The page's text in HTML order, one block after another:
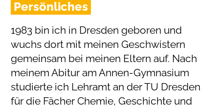
Persönliches
1983 bin ich in Dresden geboren und
wuchs dort mit meinen Geschwistern
gemeinsam bei meinen Eltern auf. Nach
meinem Abitur am Annen-Gymnasium
studierte ich Lehramt an der TU Dresden
für die Fächer Chemie, Geschichte und